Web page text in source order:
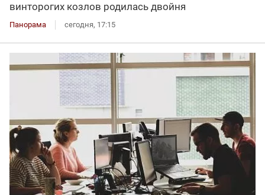
винторогих козлов родилась двойня
Панорама сегодня, 17:15